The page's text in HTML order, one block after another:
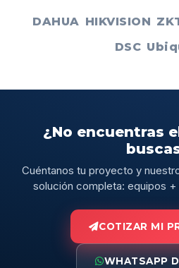
DAHUA HIKVISION
DSC
¿No encuentras
Cuéntanos tu proyecto y
solución completa: equipos
COTIZAR MI
WHATSAPP